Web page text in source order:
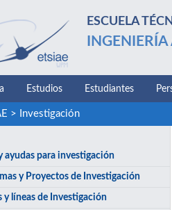
ESCUELA
Estudios Estudiantes
> Investigación
ayudas para investigación
y Proyectos de Investigación
y líneas de Investigación